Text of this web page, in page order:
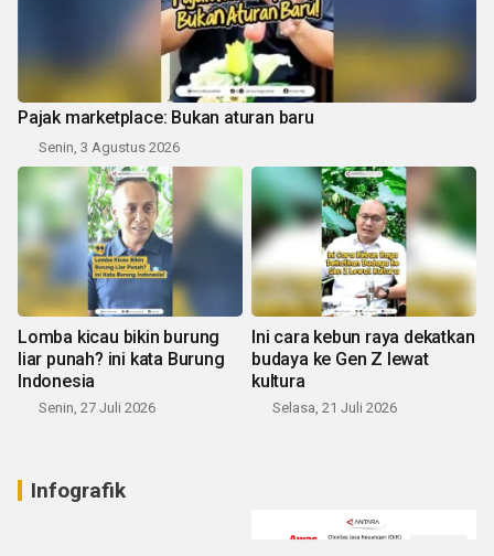
Pajak marketplace: Bukan aturan baru
Senin, 3 Agustus 2026
Lomba kicau bikin burung
liar punah? ini kata Burung
Indonesia
Senin, 27 Juli 2026
Ini cara kebun raya dekatkan
budaya ke Gen Z lewat
kultura
Selasa, 21 Juli 2026
Infografik